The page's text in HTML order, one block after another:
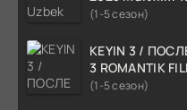
skachat
(1-5 сезон)
KEYIN 3 /
3 ROMANTIK
TILIDA 2021
(1-5 сезон)